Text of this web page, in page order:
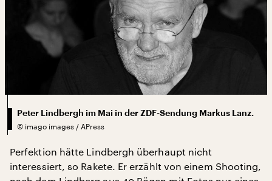
Peter Lindbergh im Mai in der ZDF-Sendung Markus Lanz.
© imago images / APress
Perfektion hätte Lindbergh überhaupt nicht
interessiert, so Rakete. Er erzählt von einem Shooting,